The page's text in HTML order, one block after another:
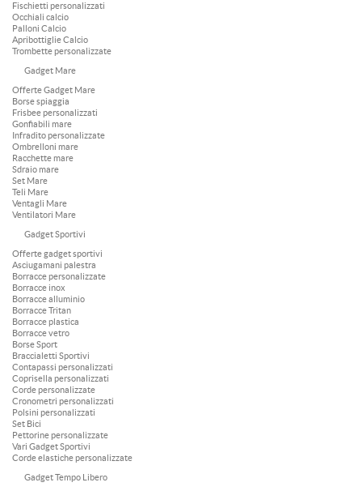
Fischietti personalizzati
Occhiali calcio
Palloni Calcio
Apribottiglie Calcio
Trombette personalizzate
Gadget Mare
Offerte Gadget Mare
Borse spiaggia
Frisbee personalizzati
Gonfiabili mare
Infradito personalizzate
Ombrelloni mare
Racchette mare
Sdraio mare
Set Mare
Teli Mare
Ventagli Mare
Ventilatori Mare
Gadget Sportivi
Offerte gadget sportivi
Asciugamani palestra
Borracce personalizzate
Borracce inox
Borracce alluminio
Borracce Tritan
Borracce plastica
Borracce vetro
Borse Sport
Braccialetti Sportivi
Contapassi personalizzati
Coprisella personalizzati
Corde personalizzate
Cronometri personalizzati
Polsini personalizzati
Set Bici
Pettorine personalizzate
Vari Gadget Sportivi
Corde elastiche personalizzate
Gadget Tempo Libero